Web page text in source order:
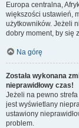
Europa centralna,
większości ustawień,
użytkowników. Jeżeli
dobry moment, by się
Na górę
Została wykonana
nieprawidłowy czas!
Jeżeli na pewno strefa
jest wyświetlany
ustawiony
problem.